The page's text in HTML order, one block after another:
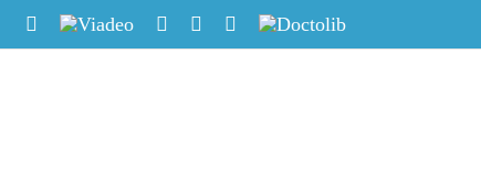
Viadeo LinkedInFacebook
Skype
Doctolib